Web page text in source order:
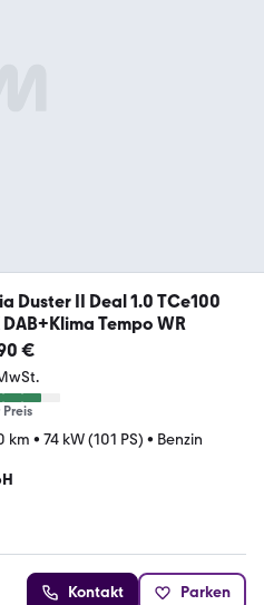
Duster II Deal 1.0 TCe100
DAB+Klima Tempo WR
€
km • 74 kW (101 PS) • Benzin
Kontakt Parken